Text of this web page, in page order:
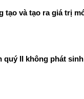
tạo và tạo ra giá trị
quý II không phát sinh